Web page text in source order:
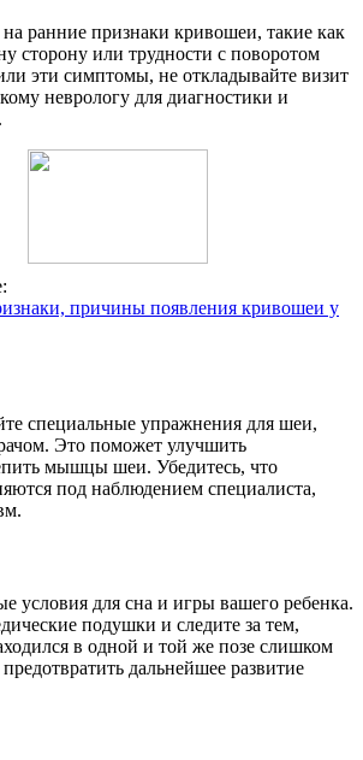
ранние признаки кривошеи, такие как
сторону или трудности с поворотом
эти симптомы, не откладывайте визит
неврологу для диагностики и
причины появления кривошеи у
специальные упражнения для шеи,
Это поможет улучшить
мышцы шеи. Убедитесь, что
под наблюдением специалиста,
условия для сна и игры вашего ребенка.
подушки и следите за тем,
в одной и той же позе слишком
дальнейшее развитие